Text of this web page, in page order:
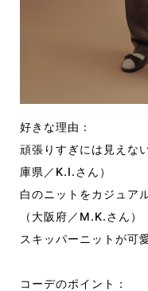
好きな理由：
頑張りすぎには見えな
庫県／K.I.さん）
白のニットをカジュア
（大阪府／M.K.さん）
スキッパーニットが可
コーデのポイント：